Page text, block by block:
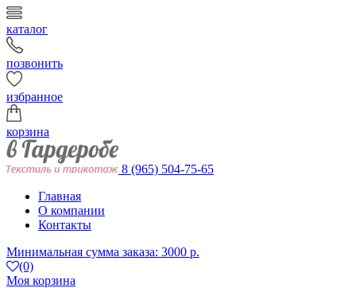
каталог
позвонить
избранное
корзина
8 (965) 504-75-65
Главная
О компании
Контакты
Минимальная сумма заказа: 3000 р.
(0)
Моя корзина